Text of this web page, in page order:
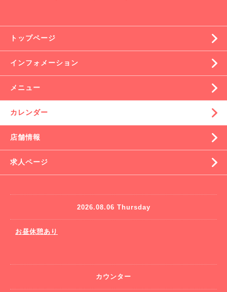
トップページ
インフォメーション
メニュー
カレンダー
店舗情報
求人ページ
2026.08.06 Thursday
お昼休憩あり
カウンター